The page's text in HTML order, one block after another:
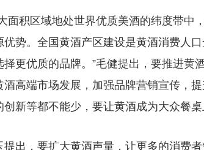
面积区域地处世界优质美酒的纬度带中
优势。全国黄酒产区建设是黄酒消费人
择更优质的品牌。”毛健提出，要推进黄
酒高端市场发展，加强品牌营销宣传，
创新等都不能少，要让黄酒成为大众餐桌
提出，要扩大黄酒声量，让更多的消费